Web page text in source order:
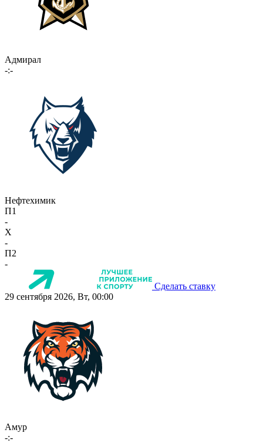
Адмирал
-:-
Нефтехимик
П1
-
X
-
П2
-
Сделать ставку
29 сентября 2026, Вт, 00:00
Амур
-:-